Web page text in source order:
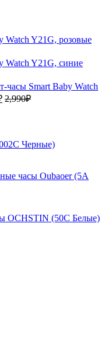
Watch Y21G, розовые
Watch Y21G, синие
часы Smart Baby Watch
2,990₽
Черные)
часы Oubaoer (5A
OCHSTIN (50C Белые)